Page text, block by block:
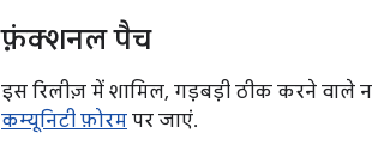
फ़ंक्शनल पैच
इस रिलीज़ में शामिल, गड़बड़ी ठीक करने
कम्यूनिटी फ़ोरम पर जाएं.